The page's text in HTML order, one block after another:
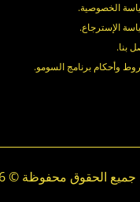
الخصوصية.
الإسترجاع.
بنا.
وأحكام برنامج السومو.